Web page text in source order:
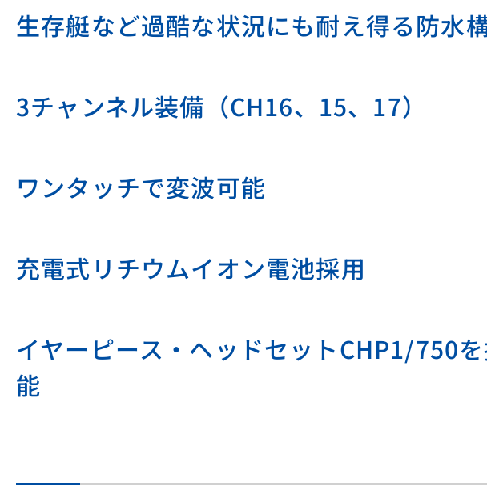
生存艇など過酷な状況にも耐え得る防水
3チャンネル装備（CH16、15、17）
ワンタッチで変波可能
充電式リチウムイオン電池採用
イヤーピース・ヘッドセットCHP1/750
能